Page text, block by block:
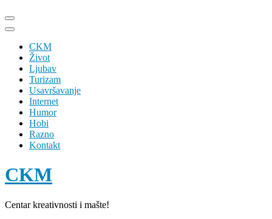
Skip
to
(Press
Enter)
CKM
Život
Ljubav
Turizam
Usavršavanje
Internet
Humor
Hobi
Razno
Kontakt
CKM
Centar kreativnosti i mašte!